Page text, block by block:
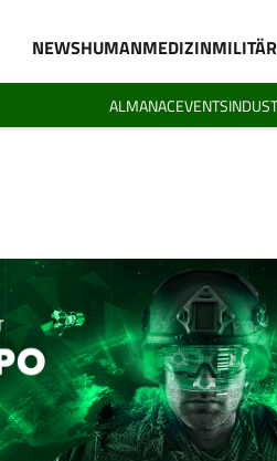
NEWSHUMANMEDIZIN
ALMANACEVENTS